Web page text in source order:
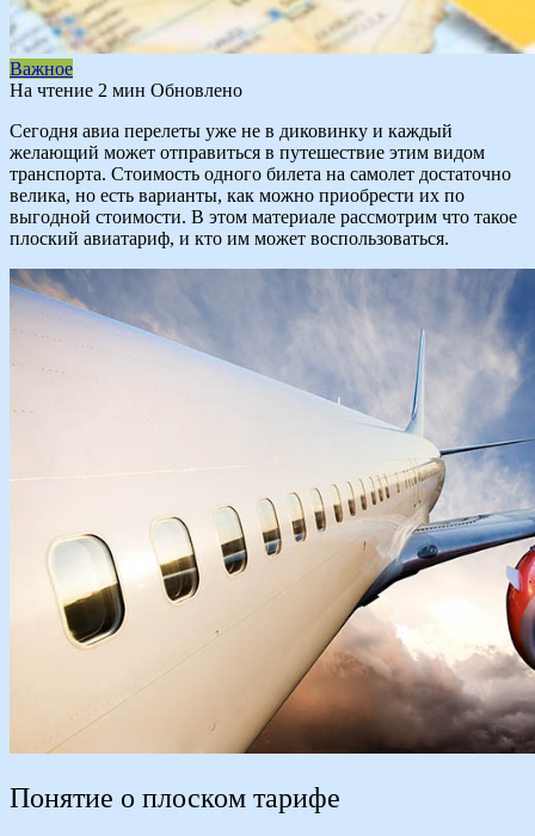
Важное
На чтение 2 мин Обновлено
Сегодня авиа перелеты уже не в диковинку и каждый
желающий может отправиться в путешествие этим видом
транспорта. Стоимость одного билета на самолет достаточно
велика, но есть варианты, как можно приобрести их по
выгодной стоимости. В этом материале рассмотрим что такое
плоский авиатариф, и кто им может воспользоваться.
Понятие о плоском тарифе